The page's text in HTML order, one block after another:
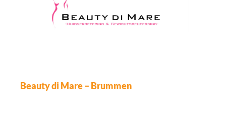
Beauty di Mare – Brummen